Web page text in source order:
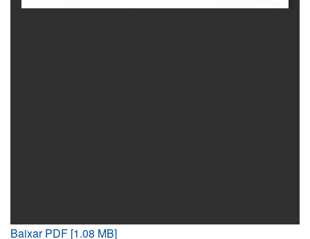
Baixar PDF [1.08 MB]